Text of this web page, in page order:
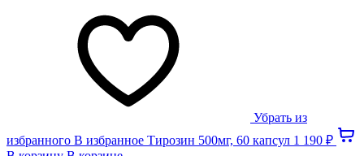
Убрать из
избранного В избранное Тирозин 500мг, 60 капсул 1 190 ₽